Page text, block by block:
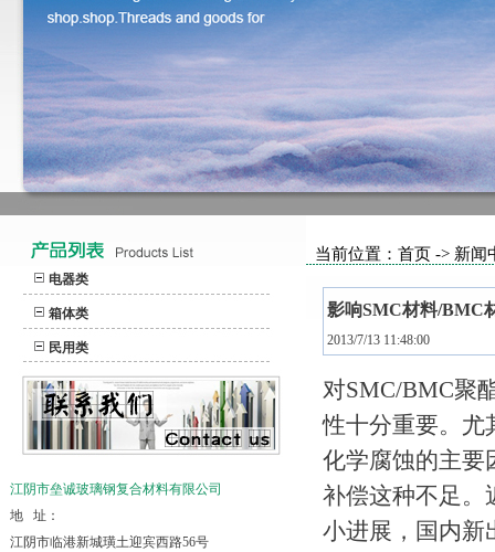
电器类
箱体类
民用类
江阴市垒诚玻璃钢复合材料有限公司
地 址：
江阴市临港新城璜土迎宾西路56号
当前位置：首页 -> 新闻
影响SMC材料/BMC
2013/7/13 11:48:00
对SMC/BMC聚
性十分重要。尤
化学腐蚀的主要
补偿这种不足。
小进展，国内新